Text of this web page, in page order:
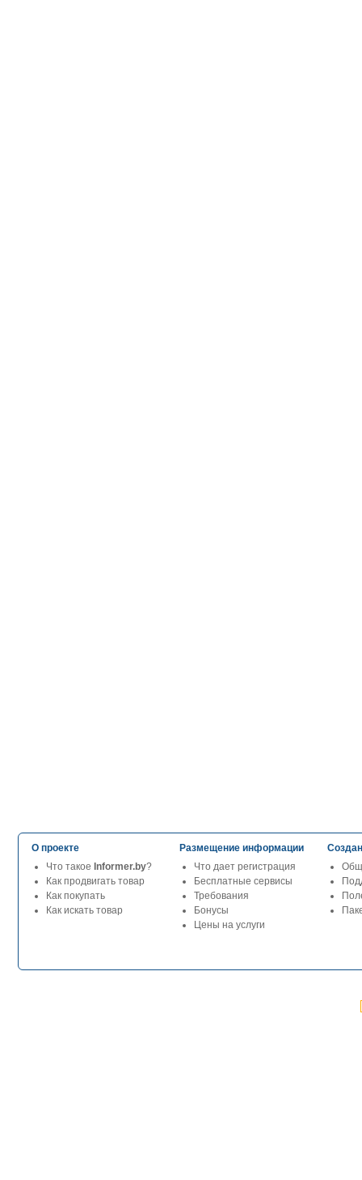
О проекте
Что такое Informer.by?
Как продвигать товар
Как покупать
Как искать товар
Размещение информации
Что дает регистрация
Бесплатные сервисы
Требования
Бонусы
Цены на услуги